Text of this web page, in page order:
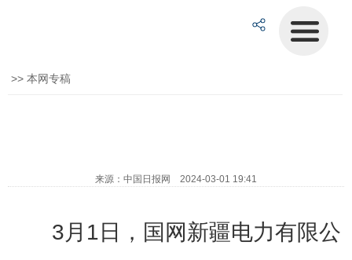
>> 本网专稿
来源：中国日报网 2024-03-01 19:41
3月1日，国网新疆电力有限公